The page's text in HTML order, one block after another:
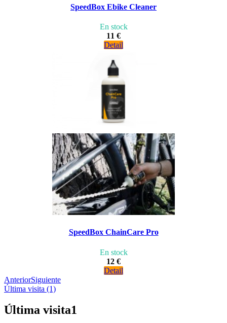
SpeedBox Ebike Cleaner
En stock
11 €
Detail
SpeedBox ChainCare Pro
En stock
12 €
Detail
AnteriorSiguiente
Última visita (1)
Última visita1